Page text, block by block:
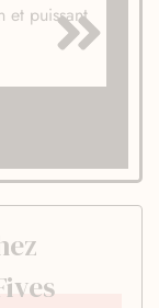
et puissant